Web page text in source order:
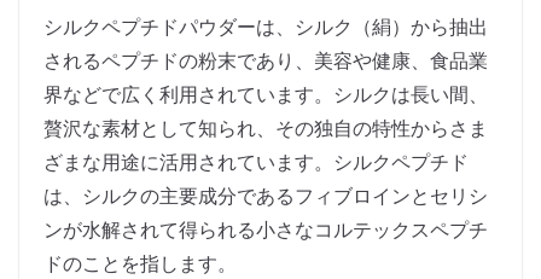
シルクペプチドパウダーは、シルク（絹）から抽出
されるペプチドの粉末であり、美容や健康、食品業
界などで広く利用されています。シルクは長い間、
贅沢な素材として知られ、その独自の特性からさま
ざまな用途に活用されています。シルクペプチド
は、シルクの主要成分であるフィブロインとセリシ
ンが水解されて得られる小さなコルテックスペプチ
ドのことを指します。